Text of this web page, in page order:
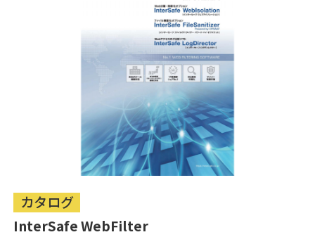
カタログ
InterSafe WebFilter